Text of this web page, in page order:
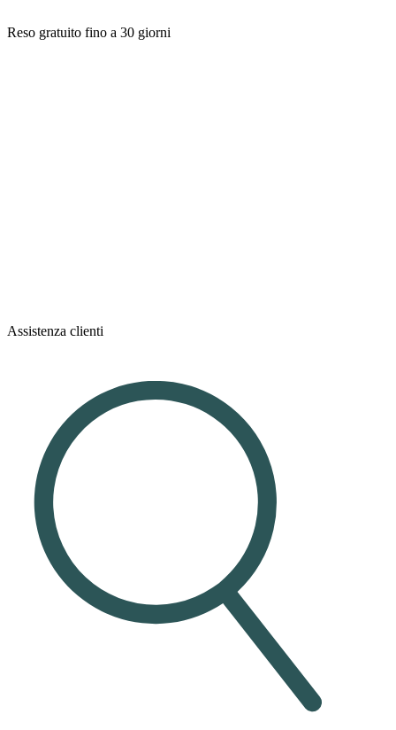
Reso gratuito fino a 30 giorni
Assistenza clienti